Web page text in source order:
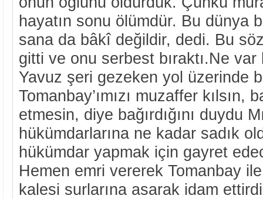
hayatın sonu ölümdür. Bu dünya
sana da bâkî değildir, dedi. Bu
gitti ve onu serbest bıraktı.Ne
Yavuz şeri gezeken yol üzerinde
Tomanbay’ımızı muzaffer kılsın,
etmesin, diye bağırdığını duydu
hükümdarlarına ne kadar sadık
hükümdar yapmak için gayret
Hemen emri vererek Tomanbay
kalesi surlarına asarak idam